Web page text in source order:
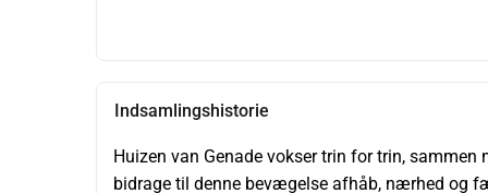
Indsamlingshistorie
Huizen van Genade vokser trin for trin,
bidrage til denne bevægelse afhåb, nærhed og